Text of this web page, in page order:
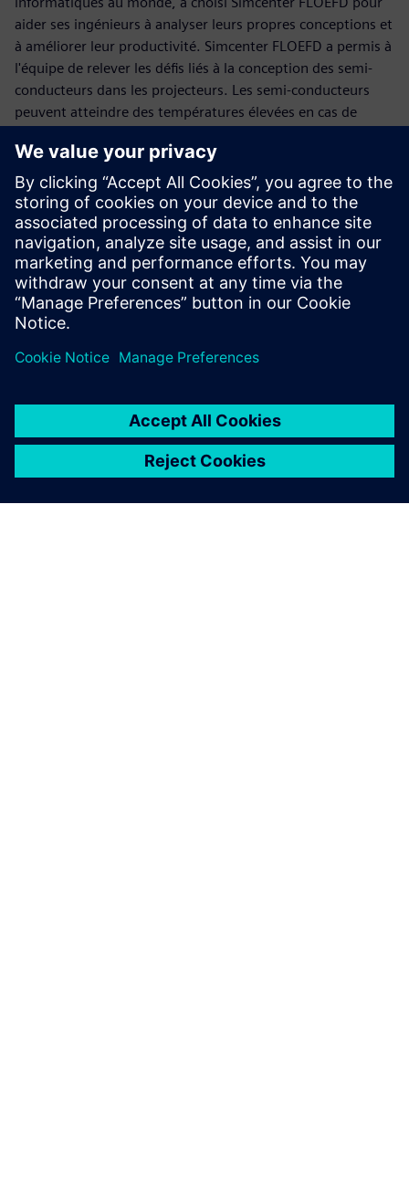
aider ses ingénieurs à analyser leurs propres conceptions et
à améliorer leur productivité. Simcenter FLOEFD a permis à
l'équipe de relever les défis liés à la conception des semi-
conducteurs dans les projecteurs. Les semi-conducteurs
peuvent atteindre des températures élevées en cas de
conçus conformément à la norme industrielle d'atteinte de
60 %. Le savoir-faire et l'expérience des concepteurs ne
permettant pas d'atteindre facilement ce niveau, Simcenter
FLOEFD leur a permis de relever ce défi. Alors que certaines
pièces complexes nécessitaient des connaissances
spécialisées en matière d'analyse, pour d'autres, comme le
système de refroidissement de l'air de l'enceinte, il était
possible de se passer complètement des tests, puisque les
utilisateurs avaient confiance en l'exactitude des résultats
obtenus avec FLOEFD.